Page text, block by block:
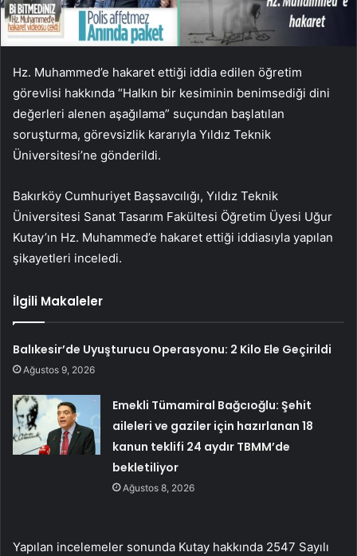
Hz. Muhammed’e hakaret ettiği iddia edilen öğretim
görevlisi hakkında “Halkın bir kesiminin benimsediği dini
değerleri alenen aşağılama” suçundan başlatılan
soruşturma, görevsizlik kararıyla Yıldız Teknik
Üniversitesi’ne gönderildi.
Bakırköy Cumhuriyet Başsavcılığı, Yıldız Teknik
Üniversitesi Sanat Tasarım Fakültesi Öğretim Üyesi Uğur
Kutay’ın Hz. Muhammed’e hakaret ettiği iddiasıyla yapılan
şikayetleri inceledi.
İlgili Makaleler
Balıkesir’de Uyuşturucu Operasyonu: 2 Kilo Ele Geçirildi
Ağustos 9, 2026
Emekli Tümamiral Bağcıoğlu: Şehit
aileleri ve gaziler için hazırlanan 18
kanun teklifi 24 aydır TBMM’de
bekletiliyor
Ağustos 8, 2026
Yapılan incelemeler sonunda Kutay hakkında 2547 Sayılı